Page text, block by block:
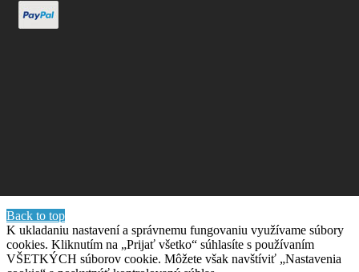
Back to top
K ukladaniu nastavení a správnemu fungovaniu využívame súbory
cookies. Kliknutím na „Prijať všetko“ súhlasíte s používaním
VŠETKÝCH súborov cookie. Môžete však navštíviť „Nastavenia